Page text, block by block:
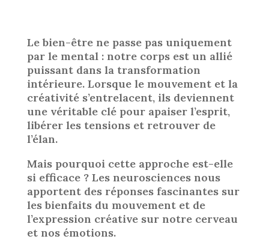
Le bien-être ne passe pas uniquement
par le mental : notre corps est un allié
puissant dans la transformation
intérieure. Lorsque le mouvement et la
créativité s’entrelacent, ils deviennent
une véritable clé pour apaiser l’esprit,
libérer les tensions et retrouver de
l’élan.
Mais pourquoi cette approche est-elle
si efficace ? Les neurosciences nous
apportent des réponses fascinantes sur
les bienfaits du mouvement et de
l’expression créative sur notre cerveau
et nos émotions.